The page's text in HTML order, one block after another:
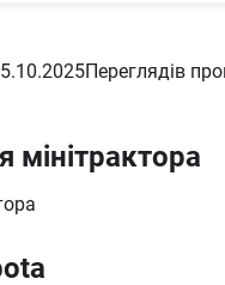
Переглядів
мінітрактора